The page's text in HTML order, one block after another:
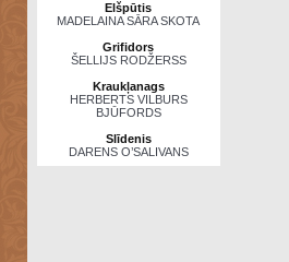
Elšpūtis
MADELAINA SĀRA SKOTA
Grifidors
ŠELLIJS RODŽERSS
Kraukļanags
HERBERTS VILBURS
BJŪFORDS
Slīdenis
DARENS O’SALIVANS